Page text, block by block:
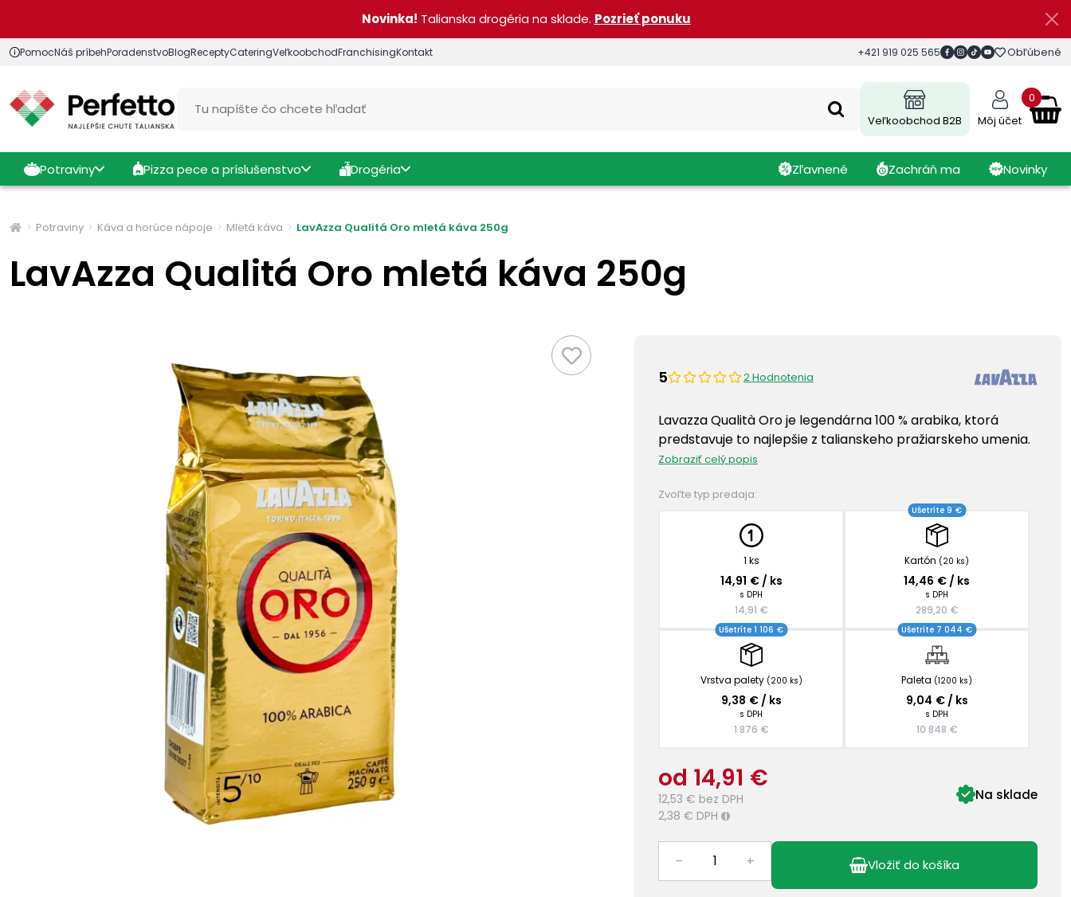
Novinka! Talianska drogéria na sklade. Pozrieť ponuku
PomocNáš príbehPoradenstvoBlogReceptyCateringVeľkoobchodFranchisingKontakt +421 919 025 565 Obľúbené
Veľkoobchod B2B Môj účet
0
Potraviny Pizza pece a príslušenstvo Drogéria Zľavnené Zachráň ma Novinky
Potraviny Káva a horúce nápoje Mletá káva LavAzza Qualitá Oro mletá káva 250g
LavAzza Qualitá Oro mletá káva 250g
5 2 Hodnotenia
Lavazza Qualità Oro je legendárna 100 % arabika, ktorá
predstavuje to najlepšie z talianskeho pražiarskeho umenia.
Zobraziť celý popis
Zvoľte typ predaja:
1 ks
14,91 € / ks
s DPH
14,91 €
Kartón (20 ks)
Ušetríte 9 €
14,46 € / ks
s DPH
289,20 €
Vrstva palety (200 ks)
Ušetríte 1 106 €
9,38 € / ks
s DPH
1 876 €
Paleta (1200 ks)
Ušetríte 7 044 €
9,04 € / ks
s DPH
10 848 €
od 14,91 €
12,53 € bez DPH
2,38 € DPH i
Na sklade
– + Vložiť do košíka